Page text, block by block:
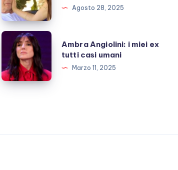
la
moglie:
rari
momenti
di
“lucidità”
Agosto 28, 2025
Ambra
Angiolini:
i
miei
umani
Ambra Angiolini: i miei ex
tutti casi umani
Marzo 11, 2025